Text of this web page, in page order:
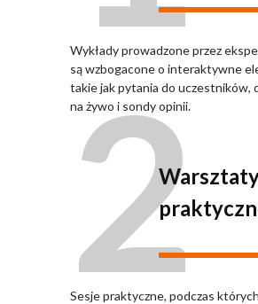
Wykłady prowadzone przez
są wzbogacone o interaktywne
takie jak pytania do uczestników,
na żywo i sondy opinii.
2
Sesje praktyczne, podczas